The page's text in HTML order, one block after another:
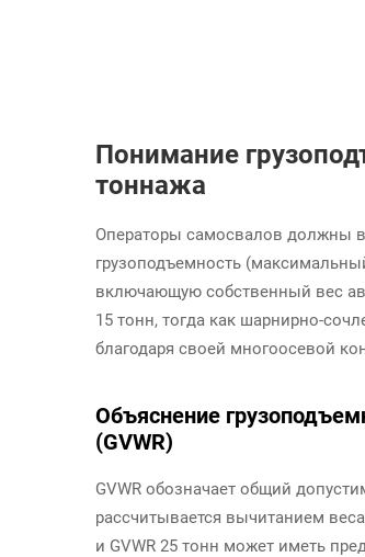
Понимание
тоннажа
Операторы самосвалов должны
грузоподъемность
включающую собственный вес
15 тонн, тогда как шарнирно-
благодаря своей многоосевой
Объяснение
(GVWR)
GVWR обозначает общий
рассчитывается вычитанием
и GVWR 25 тонн может иметь